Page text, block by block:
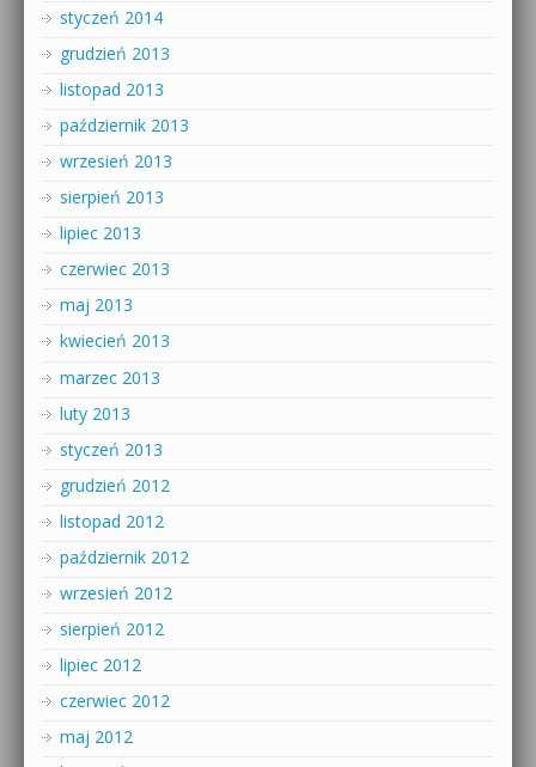
styczeń 2014
grudzień 2013
listopad 2013
październik 2013
wrzesień 2013
sierpień 2013
lipiec 2013
czerwiec 2013
maj 2013
kwiecień 2013
marzec 2013
luty 2013
styczeń 2013
grudzień 2012
listopad 2012
październik 2012
wrzesień 2012
sierpień 2012
lipiec 2012
czerwiec 2012
maj 2012